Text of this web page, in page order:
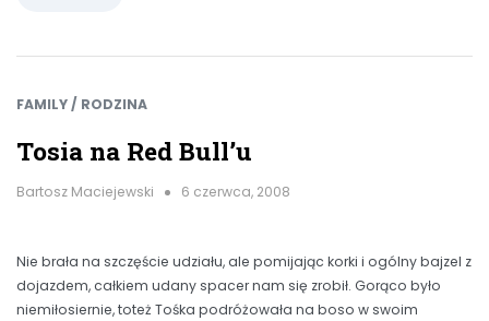
FAMILY / RODZINA
Tosia na Red Bull’u
Bartosz Maciejewski 6 czerwca, 2008
Nie brała na szczęście udziału, ale pomijając korki i ogólny bajzel z
dojazdem, całkiem udany spacer nam się zrobił. Gorąco było
niemiłosiernie, toteż Tośka podróżowała na boso w swoim